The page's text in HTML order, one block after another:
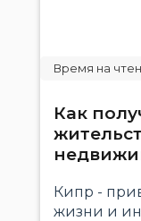
Как
Кипр -
жизни и